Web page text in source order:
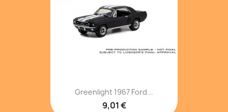
Greenlight 1967 Ford...
9,01 €